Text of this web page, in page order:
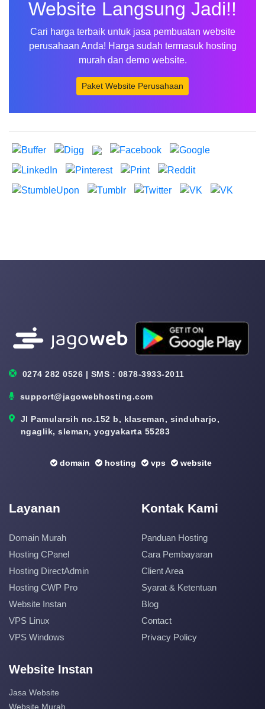
Website Langsung Jadi!!
Cari harga terbaik untuk jasa pembuatan website
perusahaan Anda! Harga sudah termasuk hosting
murah dan demo website.
Paket Website Perusahaan
0274 282 0526 | SMS : 0878-3933-2011
support@jagowebhosting.com
Jl Pamularsih no.152 b, klaseman, sinduharjo,
ngaglik, sleman, yogyakarta 55283
domain hosting vps website
Layanan
Domain Murah
Hosting CPanel
Hosting DirectAdmin
Hosting CWP Pro
Website Instan
VPS Linux
VPS Windows
Kontak Kami
Panduan Hosting
Cara Pembayaran
Client Area
Syarat & Ketentuan
Blog
Contact
Privacy Policy
Website Instan
Jasa Website
Website Murah